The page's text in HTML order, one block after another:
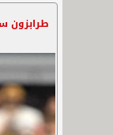
طرابزون